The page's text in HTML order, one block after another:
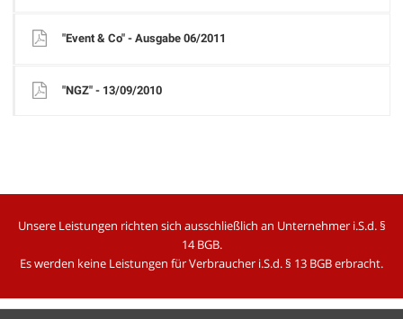
"Event & Co" - Ausgabe 06/2011
"NGZ" - 13/09/2010
Unsere Leistungen richten sich ausschließlich an Unternehmer i.S.d. §
14 BGB.
Es werden keine Leistungen für Verbraucher i.S.d. § 13 BGB erbracht.